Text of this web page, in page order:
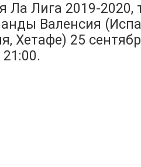
Ла Лига 2019-2020,
Валенсия
Хетафе) 25